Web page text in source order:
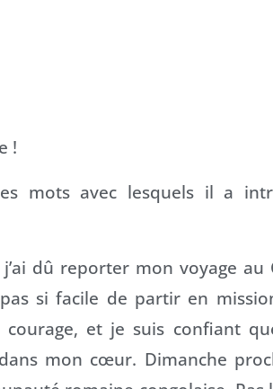
!
mots avec lesquels il a
dû reporter mon voyage au
si facile de partir en
et je suis confiant
mon cœur. Dimanche